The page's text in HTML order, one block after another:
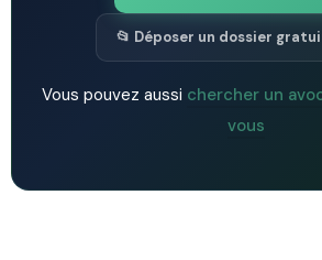
📂 Déposer un dossier
Vous pouvez aussi chercher un
vous